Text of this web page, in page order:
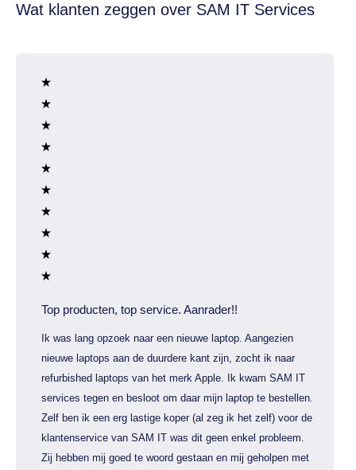
Wat klanten zeggen over SAM IT Services
Top producten, top service. Aanrader!!
Ik was lang opzoek naar een nieuwe laptop. Aangezien
nieuwe laptops aan de duurdere kant zijn, zocht ik naar
refurbished laptops van het merk Apple. Ik kwam SAM IT
services tegen en besloot om daar mijn laptop te bestellen.
Zelf ben ik een erg lastige koper (al zeg ik het zelf) voor de
klantenservice van SAM IT was dit geen enkel probleem.
Zij hebben mij goed te woord gestaan en mij geholpen met